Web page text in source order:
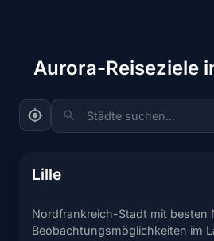
Aurora-Reiseziele
Städte suchen...
Lille
Nordfrankreich-Stadt mit besten
Beobachtungsmöglichkeiten im